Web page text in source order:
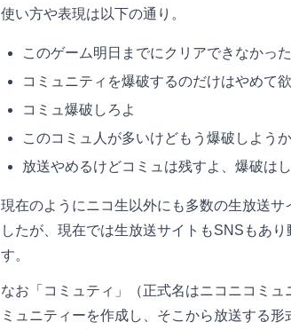
使い方や表現は以下の通り。
このゲーム明日までにクリアできなかっ
コミュニティを爆破するのだけはやめて
コミュ爆破しろよ
このコミュ人が多いけどもう爆破しよう
放送やめるけどコミュは残すよ、爆破は
現在のようにニコ生以外にも多数の生放送
したが、現在では生放送サイトもSNSもあ
す。
なお「コミュティ」（正式名はニコニコミ
ミュニティーを作成し、そこから放送する形